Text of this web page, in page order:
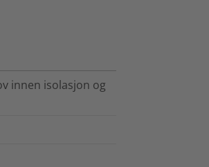
innen isolasjon og